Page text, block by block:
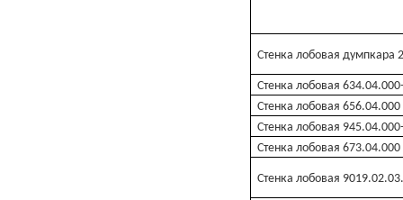
Стенка лобовая думпкара
Стенка лобовая
Стенка лобовая 656.04.000
Стенка лобовая
Стенка лобовая 673.04.000
Стенка лобовая